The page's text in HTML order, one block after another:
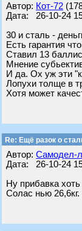
Автор: Кот-72
Дата: 26-10-24
30 и сталь -
Есть гарантия
Ставил 13
Мнение
И да. Ох уж эти
Лопухи толще в
Хотя может
Re: Ещё разок о
Автор: Самодел-
Дата: 26-10-24
Ну прибавка
Солас нью 26,6кг.